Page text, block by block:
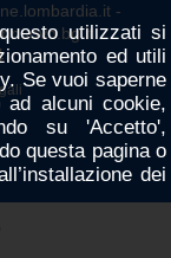
-
utilizzati si
ed utili
Se vuoi saperne
alcuni cookie,
su 'Accetto',
questa pagina o
dei